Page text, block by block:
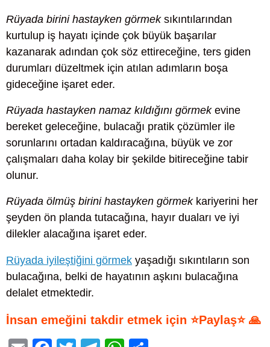
Rüyada birini hastayken görmeksıkıntılarından
kurtulup iş hayatı içinde çok büyük başarılar
kazanarak adından çok söz ettireceğine, ters giden
durumları düzeltmek için atılan adımların boşa
gideceğine işaret eder.
Rüyada hastayken namaz kıldığını görmekevine
bereket geleceğine, bulacağı pratik çözümler ile
sorunlarını ortadan kaldıracağına, büyük ve zor
çalışmaları daha kolay bir şekilde bitireceğine tabir
olunur.
Rüyada ölmüş birini hastayken görmekkariyerini her
şeyden ön planda tutacağına, hayır duaları ve iyi
dilekler alacağına işaret eder.
Rüyada iyileştiğini görmek yaşadığı sıkıntıların son
bulacağına, belki de hayatının aşkını bulacağına
delalet etmektedir.
İnsan emeğini takdir etmek için ⭐Paylaş⭐ 🙏